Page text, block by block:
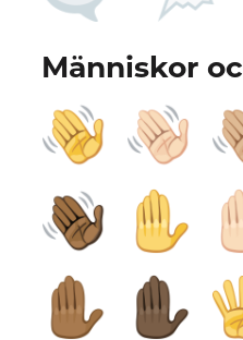
Människor